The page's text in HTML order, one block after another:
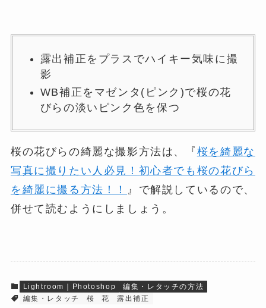
露出補正をプラスでハイキー気味に撮
影
WB補正をマゼンタ(ピンク)で桜の花
びらの淡いピンク色を保つ
桜の花びらの綺麗な撮影方法は、『 桜を綺麗な
写真に撮りたい人必見！初心者でも桜の花びら
を綺麗に撮る方法！！ 』で解説しているので、
併せて読むようにしましょう。
Lightroom｜Photoshop
編集・レタッチの方法
編集・レタッチ
桜 花 露出補正